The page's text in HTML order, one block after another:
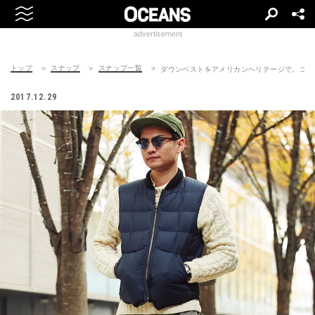
advertisement
トップ スナップ スナップ一覧 ダウンベストをアメリカンヘリテージで。コ
2017.12.29